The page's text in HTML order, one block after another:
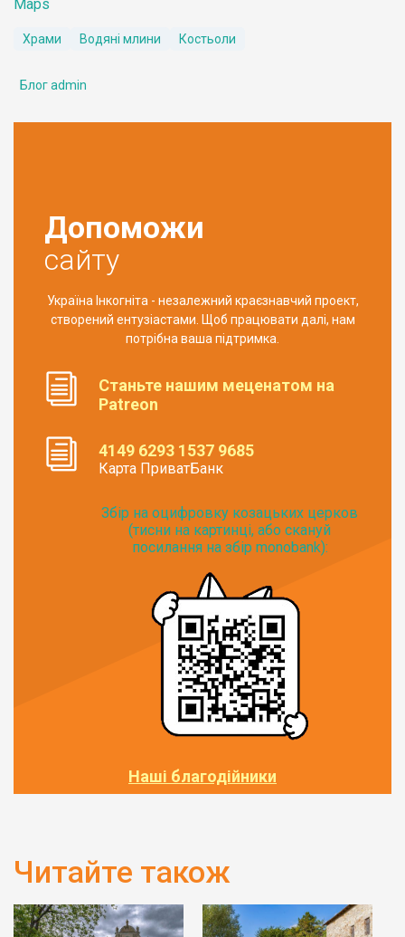
Maps
Храми Водяні млини Костьоли
Блог admin
Допоможи
сайту
Україна Інкогніта - незалежний краєзнавчий проект,
створений ентузіастами. Щоб працювати далі, нам
потрібна ваша підтримка.
Станьте нашим меценатом на
Patreon
4149 6293 1537 9685
Карта ПриватБанк
Збір на оцифровку козацьких церков
(тисни на картинці, або скануй
посилання на збір monobank):
Наші благодійники
Читайте також